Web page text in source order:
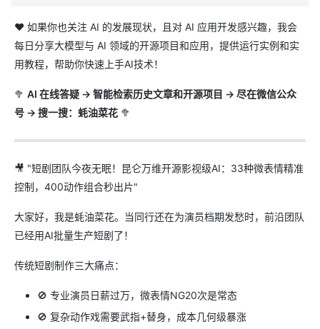
❤️ 如果你也关注 AI 的发展现状，且对 AI 应用开发感兴趣，我会
每日分享大模型与 AI 领域的开源项目和应用，提供运行实例和实
用教程，帮助你快速上手AI技术！
🥦 AI 在线答疑 -> 智能检索历史文章和开源项目 -> 尽在微信公众
号 -> 搜一搜：蚝油菜花 🥦
🎥 "短剧团队今夜无眠！昆仑万维开源影视级AI：33种微表情精准
控制，400动作组合秒出片"
大家好，我是蚝油菜花。当同行还在为演员档期发愁时，前沿团队
已经用AI批量生产短剧了！
传统短剧制作三大痛点：
🚫 专业演员日薪过万，微表情NG20次是常态
🚫 复杂动作戏需要武指+替身，成本几何级暴涨